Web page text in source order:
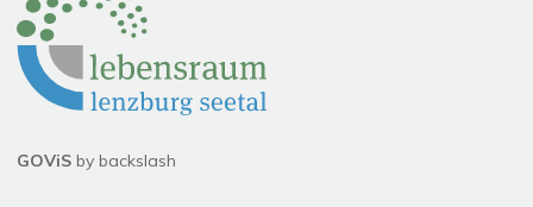
GOViS by backslash